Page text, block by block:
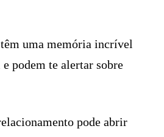
uma memória incrível
e podem te alertar sobre
pode abrir